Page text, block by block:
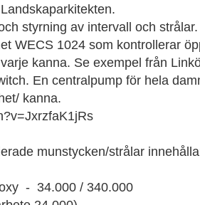
styrning av intervall och
WECS 1024 som kontrollerar
kanna. Se exempel från
En centralpump för hela
kanna.
munstycken/strålar
- 34.000 / 340.000